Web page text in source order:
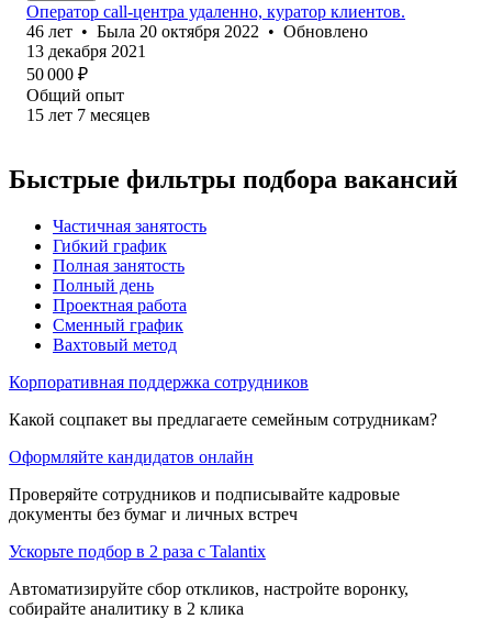
Оператор call-центра удаленно, куратор клиентов.
46 лет • Была 20 октября 2022 • Обновлено
13 декабря 2021
50 000 ₽
Общий опыт
15 лет 7 месяцев
Быстрые фильтры подбора вакансий
Частичная занятость
Гибкий график
Полная занятость
Полный день
Проектная работа
Сменный график
Вахтовый метод
Корпоративная поддержка сотрудников
Какой соцпакет вы предлагаете семейным сотрудникам?
Оформляйте кандидатов онлайн
Проверяйте сотрудников и подписывайте кадровые
документы без бумаг и личных встреч
Ускорьте подбор в 2 раза с Talantix
Автоматизируйте сбор откликов, настройте воронку,
собирайте аналитику в 2 клика